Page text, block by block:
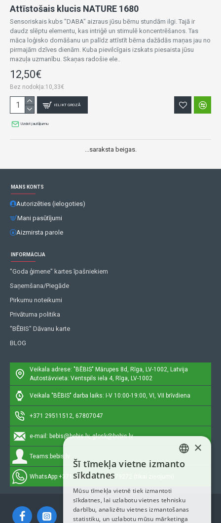
Attīstošais klucis NATURE 1680
Sensoriskais kubs "DABA" aizraus jūsu bērnu stundām ilgi. Tajā ir
daudz slēptu elementu, kas intriģē un stimulē koncentrēšanos. Tas
māca loģisko domāšanu un palīdz attīstīt bērna dažādās maņas jau no
pirmajām dzīves dienām. Kuba pievilcīgais izskats piesaista jūsu
mazuļa uzmanību. Skaņas radošie ele..
12,50€
Bez nodokļa:10,33€
IELIKT GROZĀ
Uzdot jautājumu
...saraksta beigas.
MANS KONTS
Autorizēties (ielogoties)
Mani pasūtījumi
Aizmirsta parole
INFORMĀCIJA
"Goda ģimene" kartes īpašniekiem
Saņemšana/Piegāde
Pirkumu noteikumi
Privātuma politika
"BĒBIS" Dāvanu karte
BLOG
Veikala adrese: "BĒBIS" Mārupes 8d, Rīga, LV-1002, Latvija
Autostāvvieta: Ventspils iela 4, Rīga, LV-1002
Veikala "BĒBIS" darba laiks: I-V 10:00-19:00, VI, VII brīvdiena
+371 29511512, 67807047
e-mail: bebis@bebis.lv, glosk@bebis.lv
Teams: bebis.lv
WhatsApp:+371 29511512, 20579272 (tikai ziņojumi)
LATVIAN
ENGLISH
×
Šī tīmekļa vietne izmanto
sīkdatnes
Mūsu tīmekļa vietnē tiek izmantoti
sīkdatnes, lai uzlabotu vietnes tehnisku
darbību, analizētu vietnes izmantošanas
statistiku, un uzlabotu mūsu mārketinga